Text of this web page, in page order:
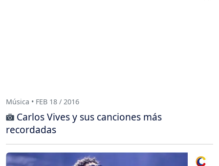
Música • FEB 18 / 2016
Carlos Vives y sus canciones más
recordadas